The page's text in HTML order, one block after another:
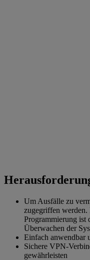
Um Ausfälle zu
zugegriffen werden.
Programmierung ist
Überwachen der
Einfach anwendbar
Sichere VPN-
gewährleisten